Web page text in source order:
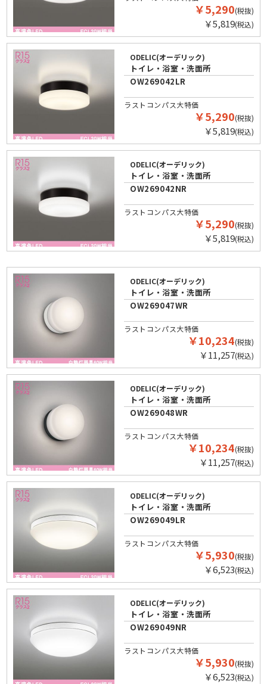
￥5,290(税抜)
￥5,819(税込)
ODELIC(オーデリック)
トイレ・浴室・洗面所
OW269042LR
ラストコンパス大特価
￥5,290(税抜)
￥5,819(税込)
ODELIC(オーデリック)
トイレ・浴室・洗面所
OW269042NR
ラストコンパス大特価
￥5,290(税抜)
￥5,819(税込)
ODELIC(オーデリック)
トイレ・浴室・洗面所
OW269047WR
ラストコンパス大特価
￥10,234(税抜)
￥11,257(税込)
ODELIC(オーデリック)
トイレ・浴室・洗面所
OW269048WR
ラストコンパス大特価
￥10,234(税抜)
￥11,257(税込)
ODELIC(オーデリック)
トイレ・浴室・洗面所
OW269049LR
ラストコンパス大特価
￥5,930(税抜)
￥6,523(税込)
ODELIC(オーデリック)
トイレ・浴室・洗面所
OW269049NR
ラストコンパス大特価
￥5,930(税抜)
￥6,523(税込)